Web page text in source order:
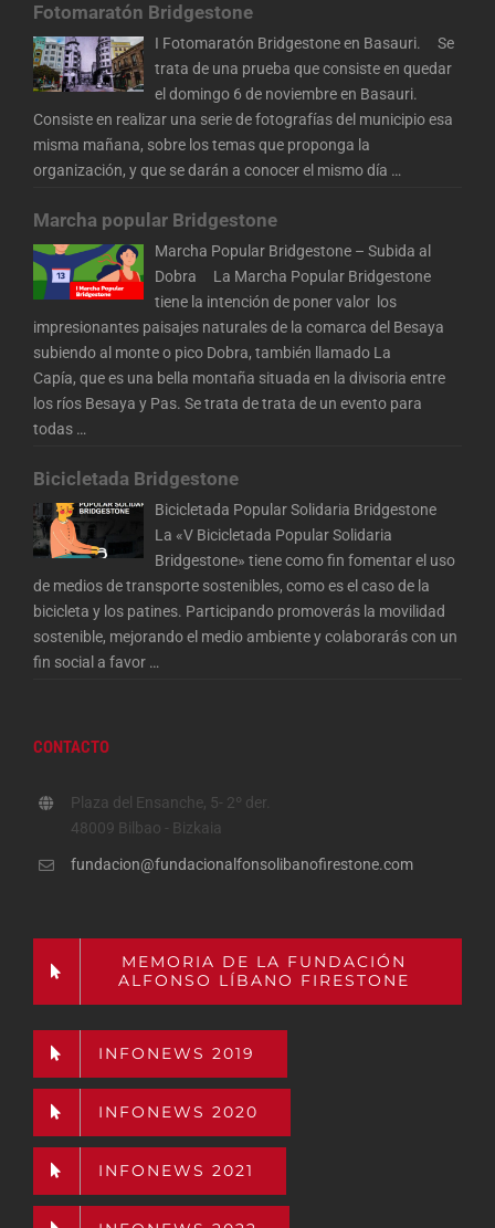
Fotomaratón Bridgestone
I Fotomaratón Bridgestone en Basauri. Se
trata de una prueba que consiste en quedar
el domingo 6 de noviembre en Basauri.
Consiste en realizar una serie de fotografías del municipio esa
misma mañana, sobre los temas que proponga la
organización, y que se darán a conocer el mismo día …
Marcha popular Bridgestone
Marcha Popular Bridgestone – Subida al
Dobra La Marcha Popular Bridgestone
tiene la intención de poner valor los
impresionantes paisajes naturales de la comarca del Besaya
subiendo al monte o pico Dobra, también llamado La
Capía, que es una bella montaña situada en la divisoria entre
los ríos Besaya y Pas. Se trata de trata de un evento para
todas …
Bicicletada Bridgestone
Bicicletada Popular Solidaria Bridgestone
La «V Bicicletada Popular Solidaria
Bridgestone» tiene como fin fomentar el uso
de medios de transporte sostenibles, como es el caso de la
bicicleta y los patines. Participando promoverás la movilidad
sostenible, mejorando el medio ambiente y colaborarás con un
fin social a favor …
CONTACTO
Plaza del Ensanche, 5- 2º der.
48009 Bilbao - Bizkaia
fundacion@fundacionalfonsolibanofirestone.com
MEMORIA DE LA FUNDACIÓN
ALFONSO LÍBANO FIRESTONE
INFONEWS 2019
INFONEWS 2020
INFONEWS 2021